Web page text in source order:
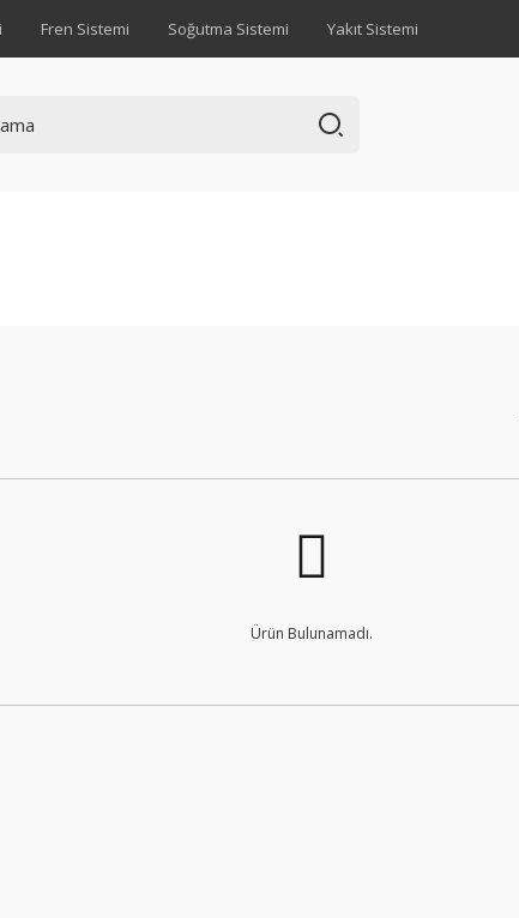
Fren Sistemi Soğutma Sistemi Yakıt Sistemi
Ürün Bulunamadı.